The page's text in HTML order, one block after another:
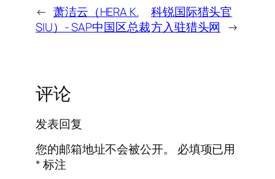
← 萧洁云（HERA K.
SIU）- SAP中国区总裁
科锐国际猎头官
方入驻猎头网 →
评论
发表回复
您的邮箱地址不会被公开。
必填项已用
*标注